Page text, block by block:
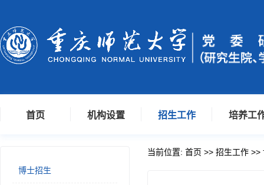
首页 机构设置 招生工作 培养工
博士招生
当前位置: 首页 >> 招生工作 >>